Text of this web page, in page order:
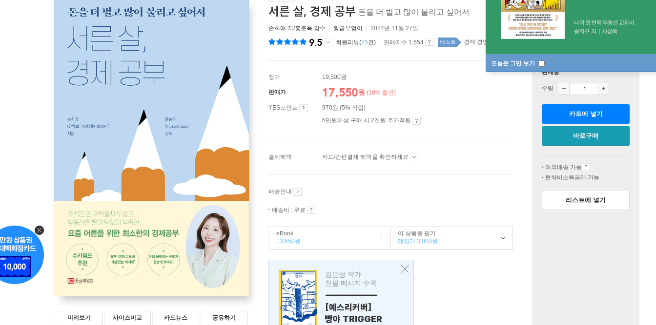
오늘은 그만 보기
미리보기 사이즈비교 카드뉴스 공유하기
서른 살, 경제 공부 돈을 더 벌고 많이 불리고 싶어서
손희애 저/홍춘욱 감수 황금부엉이 2024년 11월 27일
9.5 회원리뷰(25건) 판매지수 1,554 베스트 경제 경영 top100 2주
정가 19,500원
판매가 17,550원 (10% 할인)
YES포인트
970원 (5% 적립)
5만원이상 구매 시 2천원 추가적립
결제혜택 카드/간편결제 혜택을 확인하세요
배송안내
배송비 : 무료
eBook
13,650원
이 상품을 팔기
매입가 3,000원
김은성 작가
친필 메시지 수록
---------------
[예스리커버]
빵야 TRIGGER
판매중
수량
카트에 넣기
바로구매
해외배송 가능
문화비소득공제 가능
리스트에 넣기